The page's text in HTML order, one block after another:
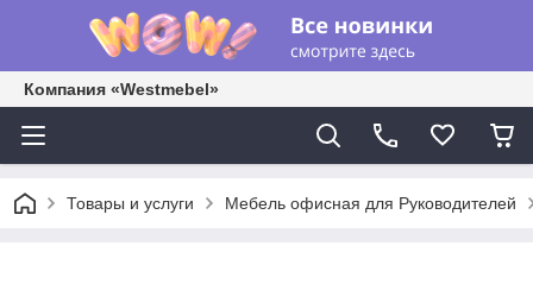
Компания «Westmebel»
Товары и услуги Мебель офисная для Руководителей